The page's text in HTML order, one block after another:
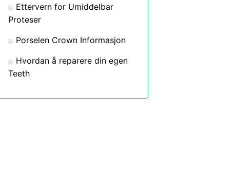
Ettervern for Umiddelbar
Proteser
Porselen Crown Informasjon
Hvordan å reparere din egen
Teeth